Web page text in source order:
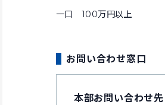
一口 100万円以上
お問い合わせ窓口
本部お問い合わせ先